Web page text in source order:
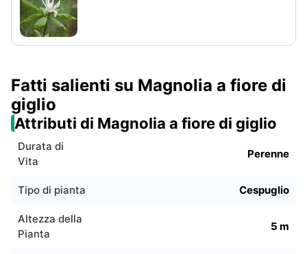
Fatti salienti su Magnolia a fiore di
giglio
Attributi di Magnolia a fiore di giglio
Durata di
Vita
Perenne
Tipo di pianta Cespuglio
Altezza della
Pianta
5 m